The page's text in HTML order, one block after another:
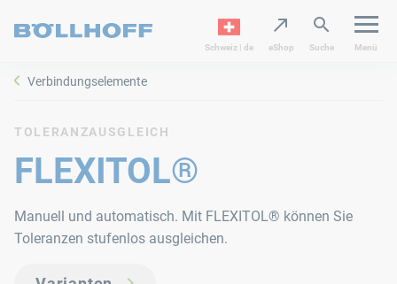
Schweiz | de eShop Suche Menü
Verbindungselemente
TOLERANZAUSGLEICH
FLEXITOL®
Manuell und automatisch. Mit FLEXITOL® können Sie
Toleranzen stufenlos ausgleichen.